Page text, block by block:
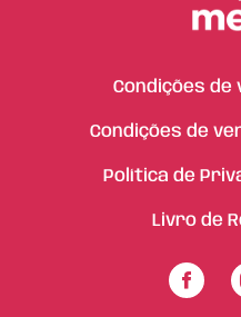
Condições de
Condições de
Política de
Livro de